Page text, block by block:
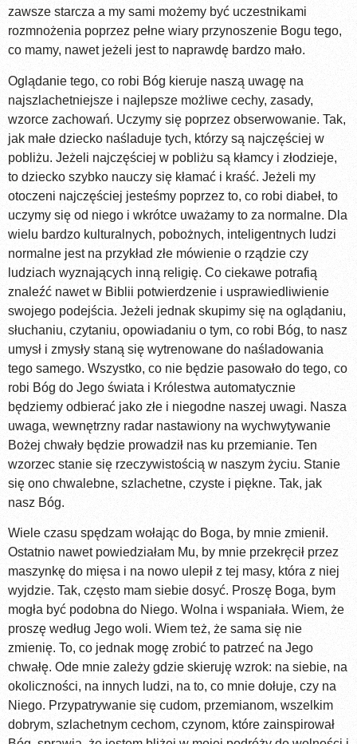
zawsze starcza a my sami możemy być uczestnikami
rozmnożenia poprzez pełne wiary przynoszenie Bogu tego,
co mamy, nawet jeżeli jest to naprawdę bardzo mało.
Oglądanie tego, co robi Bóg kieruje naszą uwagę na
najszlachetniejsze i najlepsze możliwe cechy, zasady,
wzorce zachowań. Uczymy się poprzez obserwowanie. Tak,
jak małe dziecko naśladuje tych, którzy są najczęściej w
pobliżu. Jeżeli najczęściej w pobliżu są kłamcy i złodzieje,
to dziecko szybko nauczy się kłamać i kraść. Jeżeli my
otoczeni najczęściej jesteśmy poprzez to, co robi diabeł, to
uczymy się od niego i wkrótce uważamy to za normalne. Dla
wielu bardzo kulturalnych, pobożnych, inteligentnych ludzi
normalne jest na przykład złe mówienie o rządzie czy
ludziach wyznających inną religię. Co ciekawe potrafią
znaleźć nawet w Biblii potwierdzenie i usprawiedliwienie
swojego podejścia. Jeżeli jednak skupimy się na oglądaniu,
słuchaniu, czytaniu, opowiadaniu o tym, co robi Bóg, to nasz
umysł i zmysły staną się wytrenowane do naśladowania
tego samego. Wszystko, co nie będzie pasowało do tego, co
robi Bóg do Jego świata i Królestwa automatycznie
będziemy odbierać jako złe i niegodne naszej uwagi. Nasza
uwaga, wewnętrzny radar nastawiony na wychwytywanie
Bożej chwały będzie prowadził nas ku przemianie. Ten
wzorzec stanie się rzeczywistością w naszym życiu. Stanie
się ono chwalebne, szlachetne, czyste i piękne. Tak, jak
nasz Bóg.
Wiele czasu spędzam wołając do Boga, by mnie zmienił.
Ostatnio nawet powiedziałam Mu, by mnie przekręcił przez
maszynkę do mięsa i na nowo ulepił z tej masy, która z niej
wyjdzie. Tak, często mam siebie dosyć. Proszę Boga, bym
mogła być podobna do Niego. Wolna i wspaniała. Wiem, że
proszę według Jego woli. Wiem też, że sama się nie
zmienię. To, co jednak mogę zrobić to patrzeć na Jego
chwałę. Ode mnie zależy gdzie skieruję wzrok: na siebie, na
okoliczności, na innych ludzi, na to, co mnie dołuje, czy na
Niego. Przypatrywanie się cudom, przemianom, wszelkim
dobrym, szlachetnym cechom, czynom, które zainspirował